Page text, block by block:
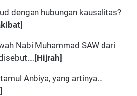
dengan hubungan kausalitas?
]
Nabi Muhammad SAW dari
[Hijrah]
Anbiya, yang artinya…